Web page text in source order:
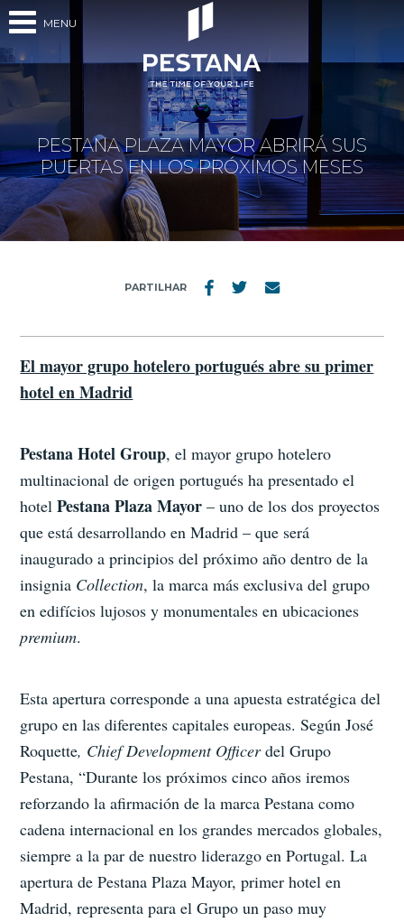
MENU
PESTANA PLAZA MAYOR ABRIRÁ SUS
PUERTAS EN LOS PRÓXIMOS MESES
PARTILHAR
El mayor grupo hotelero portugués abre su primer
hotel en Madrid
Pestana Hotel Group, el mayor grupo hotelero
multinacional de origen portugués ha presentado el
hotelPestana Plaza Mayor – uno de los dos proyectos
que está desarrollando en Madrid – que será
inaugurado a principios del próximo año dentro de la
insignia Collection, la marca más exclusiva del grupo
en edifícios lujosos y monumentales en ubicaciones
premium.
Esta apertura corresponde a una apuesta estratégica del
grupo en las diferentes capitales europeas. Según José
Roquette, Chief Development Officerdel Grupo
Pestana, “Durante los próximos cinco años iremos
reforzando la afirmación de la marca Pestana como
cadena internacional en los grandes mercados globales,
siempre a la par de nuestro liderazgo en Portugal. La
apertura de Pestana Plaza Mayor, primer hotel en
Madrid, representa para el Grupo un paso muy